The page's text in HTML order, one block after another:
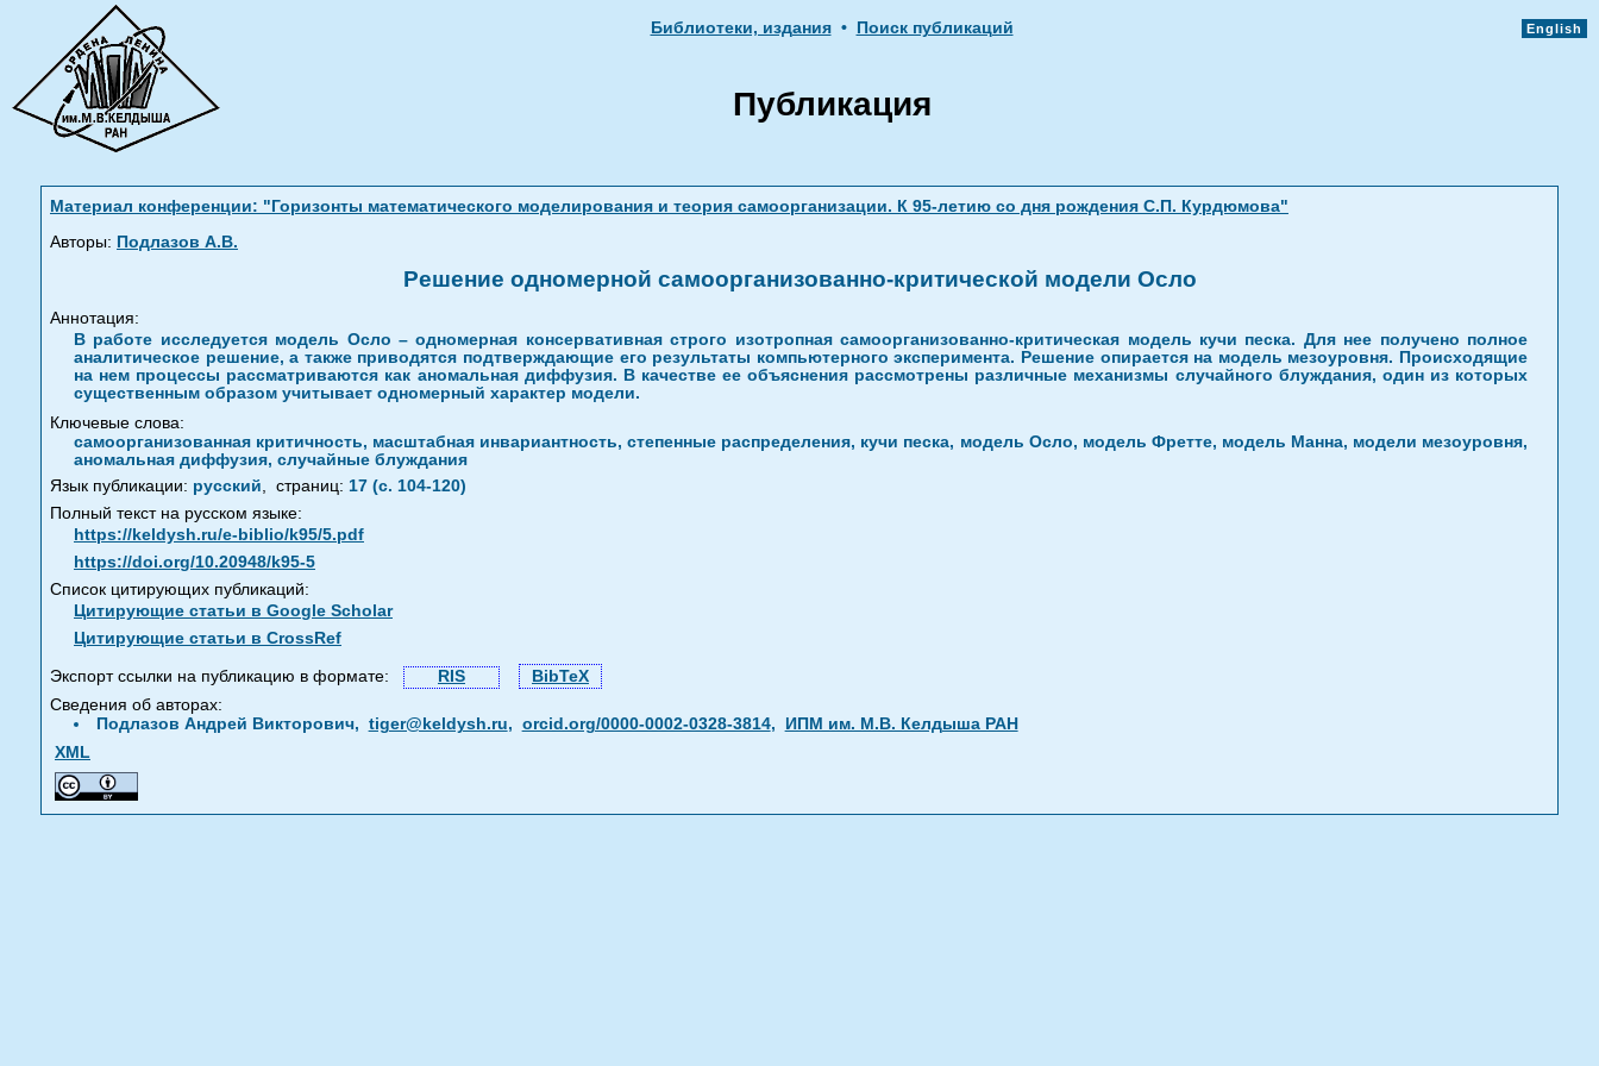
Библиотеки, издания • Поиск публикаций English
Публикация
Материал конференции: "Горизонты математического моделирования и теория самоорганизации. К 95-летию со дня рождения С.П. Курдюмова"
Авторы: Подлазов А.В.
Решение одномерной самоорганизованно-критической модели Осло
Аннотация:
В работе исследуется модель Осло – одномерная консервативная строго изотропная самоорганизованно-критическая модель кучи песка. Для нее получено полное
аналитическое решение, а также приводятся подтверждающие его результаты компьютерного эксперимента. Решение опирается на модель мезоуровня. Происходящие
на нем процессы рассматриваются как аномальная диффузия. В качестве ее объяснения рассмотрены различные механизмы случайного блуждания, один из которых
существенным образом учитывает одномерный характер модели.
Ключевые слова:
самоорганизованная критичность, масштабная инвариантность, степенные распределения, кучи песка, модель Осло, модель Фретте, модель Манна, модели мезоуровня,
аномальная диффузия, случайные блуждания
Язык публикации: русский, страниц: 17 (с. 104-120)
Полный текст на русском языке:
https://keldysh.ru/e-biblio/k95/5.pdf
https://doi.org/10.20948/k95-5
Список цитирующих публикаций:
Цитирующие статьи в Google Scholar
Цитирующие статьи в CrossRef
Экспорт ссылки на публикацию в формате: RIS
BibTeX
Сведения об авторах:
Подлазов Андрей Викторович, tiger@keldysh.ru, orcid.org/0000-0002-0328-3814,
ИПМ им. М.В. Келдыша РАН
XML